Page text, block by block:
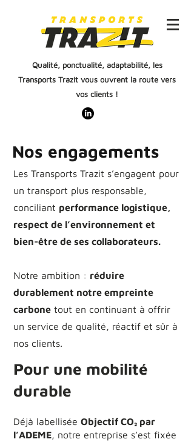
Qualité, ponctualité, adaptabilité, les
Transports Trazit vous ouvrent la route vers
vos clients !
Nos engagements
Les Transports Trazit s’engagent pour
un transport plus responsable,
conciliant performance logistique,
respect de l’environnement et
bien-être de ses collaborateurs.
Notre ambition : réduire
durablement notre empreinte
carbone tout en continuant à offrir
un service de qualité, réactif et sûr à
nos clients.
Pour une mobilité
durable
Déjà labellisée Objectif CO₂ par
l’ADEME, notre entreprise s’est fixée